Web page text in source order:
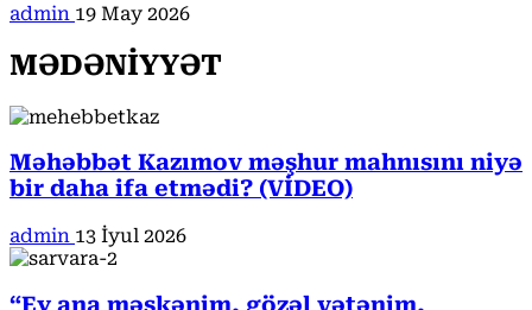
admin 19 May 2026
MƏDƏNİYYƏT
Məhəbbət Kazımov məşhur mahnısını niyə
bir daha ifa etmədi? (VİDEO)
admin 13 İyul 2026